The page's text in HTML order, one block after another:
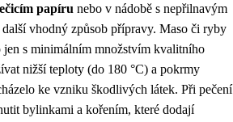
papíru nebo v nádobě s nepřilnavým
vhodný způsob přípravy. Maso či ryby
jen s minimálním množstvím kvalitního
nižší teploty (do 180 °C) a pokrmy
ke vzniku škodlivých látek. Při pečení
bylinkami a kořením, které dodají